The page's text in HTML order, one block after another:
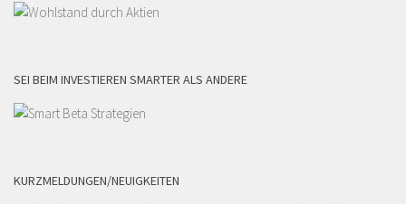
SEI BEIM INVESTIEREN SMARTER ALS ANDERE
KURZMELDUNGEN/NEUIGKEITEN